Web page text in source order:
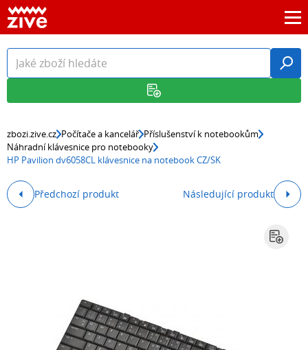
zbozi.zive.cz Počítače a kancelář Příslušenství k notebookům
Náhradní klávesnice pro notebooky
HP Pavilion dv6058CL klávesnice na notebook CZ/SK
Předchozí produkt Následující produkt